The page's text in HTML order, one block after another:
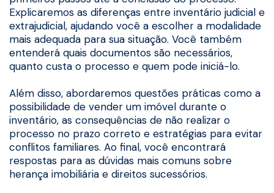
Explicaremos as diferenças entre inventário judicial e
extrajudicial, ajudando você a escolher a modalidade
mais adequada para sua situação. Você também
entenderá quais documentos são necessários,
quanto custa o processo e quem pode iniciá-lo.
Além disso, abordaremos questões práticas como a
possibilidade de vender um imóvel durante o
inventário, as consequências de não realizar o
processo no prazo correto e estratégias para evitar
conflitos familiares. Ao final, você encontrará
respostas para as dúvidas mais comuns sobre
herança imobiliária e direitos sucessórios.